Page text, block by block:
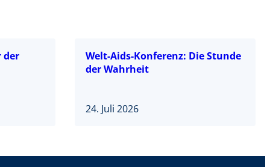
der
Welt-Aids-Konferenz: Die Stunde
der Wahrheit
24. Juli 2026